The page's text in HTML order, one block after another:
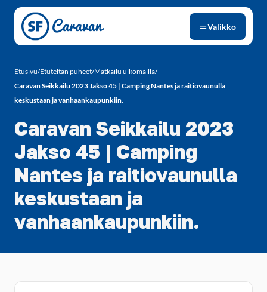
Siirry sivun sisältöön
Valikko
Etusivu/Etuteltan puheet/Matkailu ulkomailla/
Caravan Seikkailu 2023 Jakso 45 | Camping Nantes ja raitiovaunulla
keskustaan ja vanhaankaupunkiin.
Caravan Seikkailu 2023
Jakso 45 | Camping
Nantes ja raitiovaunulla
keskustaan ja
vanhaankaupunkiin.